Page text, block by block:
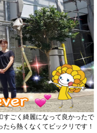
すごく綺麗になって良かったで
ら熱くなくてビックリです！